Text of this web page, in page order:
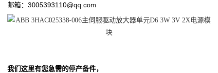
邮箱：3005393110@qq.com
我们这里有您急需的停产备件，